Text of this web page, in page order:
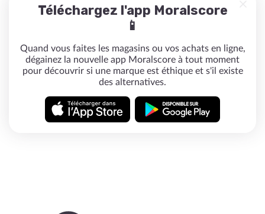
Téléchargez l'app Moralscore
📱
Quand vous faites les magasins ou vos achats en ligne,
dégainez la nouvelle app Moralscore à tout moment
pour découvrir si une marque est éthique et s'il existe
des alternatives.